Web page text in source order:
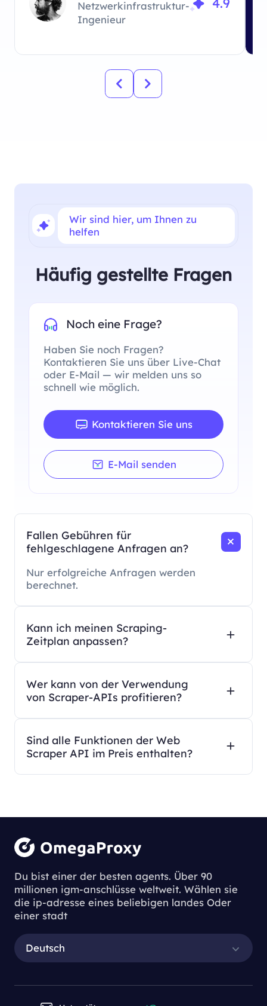
Netzwerkinfrastruktur-
Ingenieur
Wir sind hier, um Ihnen zu
helfen
Häufig gestellte Fragen
Noch eine Frage?
Haben Sie noch Fragen?
Kontaktieren Sie uns über Live-Chat
oder E-Mail — wir melden uns so
schnell wie möglich.
Kontaktieren Sie uns
E-Mail senden
Fallen Gebühren für
fehlgeschlagene Anfragen an?
Nur erfolgreiche Anfragen werden
berechnet.
Kann ich meinen Scraping-
Zeitplan anpassen?
Wer kann von der Verwendung
von Scraper-APIs profitieren?
Sind alle Funktionen der Web
Scraper API im Preis enthalten?
Du bist einer der besten agents. Über 90
millionen igm-anschlüsse weltweit. Wählen sie
die ip-adresse eines beliebigen landes Oder
einer stadt
Deutsch